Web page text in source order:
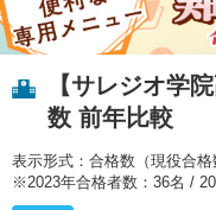
【サレジオ学
数 前年比較
表示形式：合格数（現役合格
※2023年合格者数：36名 /